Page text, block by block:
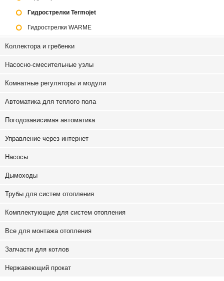
Гидрострелки Termojet
Гидрострелки WARME
Коллектора и гребенки
Насосно-смесительные узлы
Комнатные регуляторы и модули
Автоматика для теплого пола
Погодозависимая автоматика
Управление через интернет
Насосы
Дымоходы
Трубы для систем отопления
Комплектующие для систем отопления
Все для монтажа отопления
Запчасти для котлов
Нержавеющий прокат